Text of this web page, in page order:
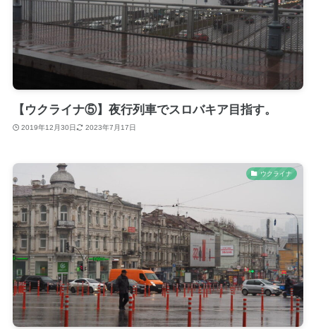
【ウクライナ⑤】夜行列車でスロバキア目指す。
2019年12月30日 2023年7月17日
ウクライナ